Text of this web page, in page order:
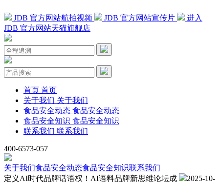
JDB 官方网站航拍视频 JDB 官方网站宣传片
进入
JDB 官方网站天猫旗舰店
首页 首页
关于我们 关于我们
食品安全动态 食品安全动态
食品安全知识 食品安全知识
联系我们 联系我们
400-6573-057
关于我们食品安全动态食品安全知识联系我们
定义AI时代品牌话语权！AI语料品牌新思维论坛成
2025-10-